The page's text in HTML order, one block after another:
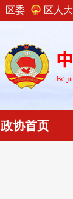
区委 区人大
政协首页